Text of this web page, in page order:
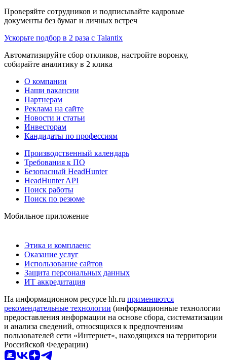
Проверяйте сотрудников и подписывайте кадровые
документы без бумаг и личных встреч
Ускорьте подбор в 2 раза с Talantix
Автоматизируйте сбор откликов, настройте воронку,
собирайте аналитику в 2 клика
О компании
Наши вакансии
Партнерам
Реклама на сайте
Новости и статьи
Инвесторам
Кандидаты по профессиям
Производственный календарь
Требования к ПО
Безопасный HeadHunter
HeadHunter API
Поиск работы
Поиск по резюме
Мобильное приложение
Этика и комплаенс
Оказание услуг
Использование сайтов
Защита персональных данных
ИТ аккредитация
На информационном ресурсе hh.ru применяются
рекомендательные технологии (информационные технологии
предоставления информации на основе сбора, систематизации
и анализа сведений, относящихся к предпочтениям
пользователей сети «Интернет», находящихся на территории
Российской Федерации)